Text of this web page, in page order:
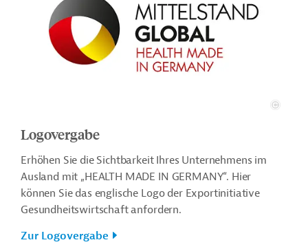
Logovergabe
Erhöhen Sie die Sichtbarkeit Ihres Unternehmens im
Ausland mit „HEALTH MADE IN GERMANY“. Hier
können Sie das englische Logo der Exportinitiative
Gesundheitswirtschaft anfordern.
Zur Logovergabe